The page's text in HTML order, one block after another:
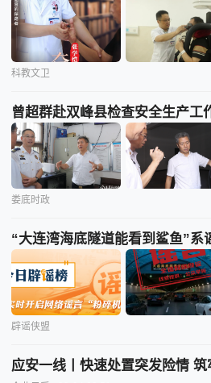
科教文卫
曾超群赴双峰县检查安全生产工
娄底时政
“大连湾海底隧道能看到鲨鱼”系
辟谣侠盟
应安一线丨快速处置突发险情